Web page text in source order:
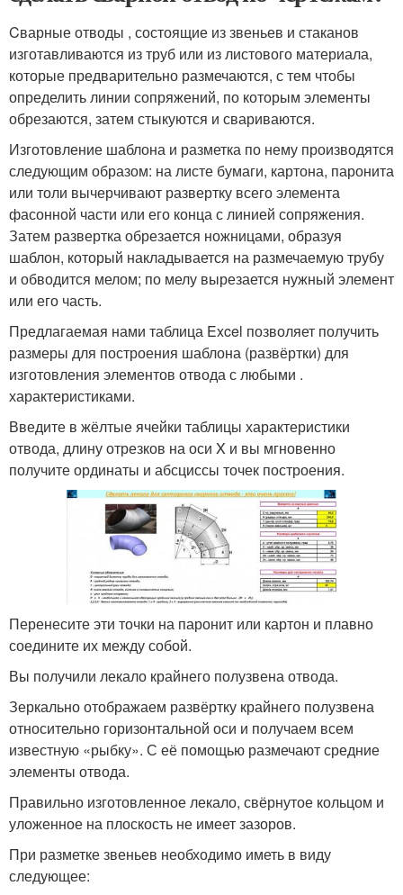
Cварные отводы , состоящие из звеньев и стаканов
изготавливаются из труб или из листового материала,
которые предварительно размечаются, с тем чтобы
определить линии сопряжений, по которым элементы
обрезаются, затем стыкуются и свариваются.
Изготовление шаблона и разметка по нему производятся
следующим образом: на листе бумаги, картона, паронита
или толи вычерчивают развертку всего элемента
фасонной части или его конца с линией сопряжения.
Затем развертка обрезается ножницами, образуя
шаблон, который накладывается на размечаемую трубу
и обводится мелом; по мелу вырезается нужный элемент
или его часть.
Предлагаемая нами таблица Excel позволяет получить
размеры для построения шаблона (развёртки) для
изготовления элементов отвода с любыми .
характеристиками.
Введите в жёлтые ячейки таблицы характеристики
отвода, длину отрезков на оси X и вы мгновенно
получите ординаты и абсциссы точек построения.
Перенесите эти точки на паронит или картон и плавно
соедините их между собой.
Вы получили лекало крайнего полузвена отвода.
Зеркально отображаем развёртку крайнего полузвена
относительно горизонтальной оси и получаем всем
известную «рыбку». С её помощью размечают средние
элементы отвода.
Правильно изготовленное лекало, свёрнутое кольцом и
уложенное на плоскость не имеет зазоров.
При разметке звеньев необходимо иметь в виду
следующее: